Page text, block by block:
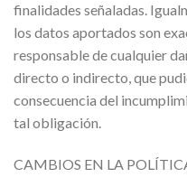
finalidades señaladas.
los datos aportados son
responsable de cualquier
directo o indirecto, que
consecuencia del
tal obligación.
CAMBIOS EN LA